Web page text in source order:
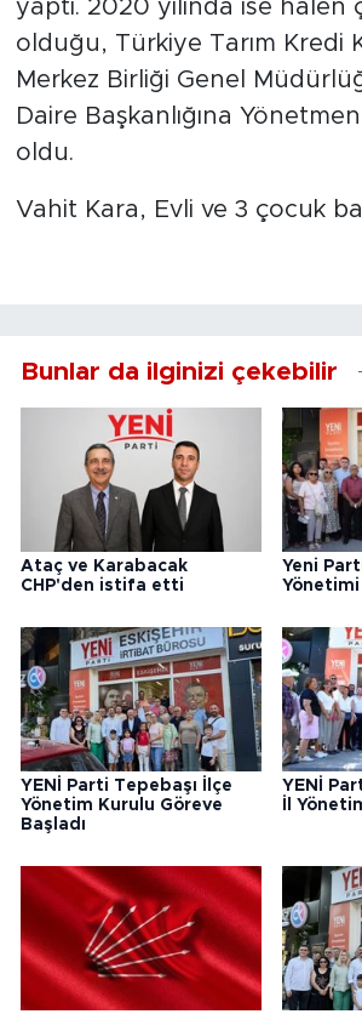
yaptı. 2020 yılında ise halen
olduğu, Türkiye Tarım Kredi
Merkez Birliği Genel
Daire Başkanlığına
oldu.
Vahit Kara, Evli ve 3 çocuk
Bunlar da ilginizi çekebilir
Ataç ve Karabacak
CHP'den istifa etti
Yeni
YENİ Parti Tepebaşı İlçe
Yönetim Kurulu Göreve
Başladı
YENİ
İl